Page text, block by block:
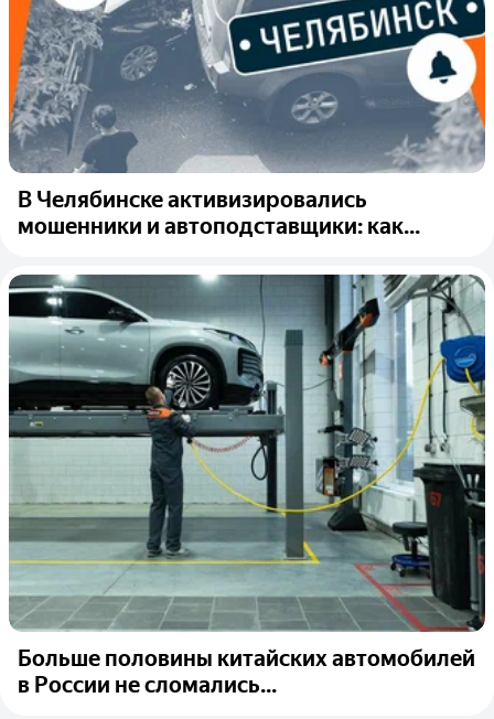
В Челябинске активизировались
мошенники и автоподставщики: как...
Больше половины китайских автомобилей
в России не сломались...